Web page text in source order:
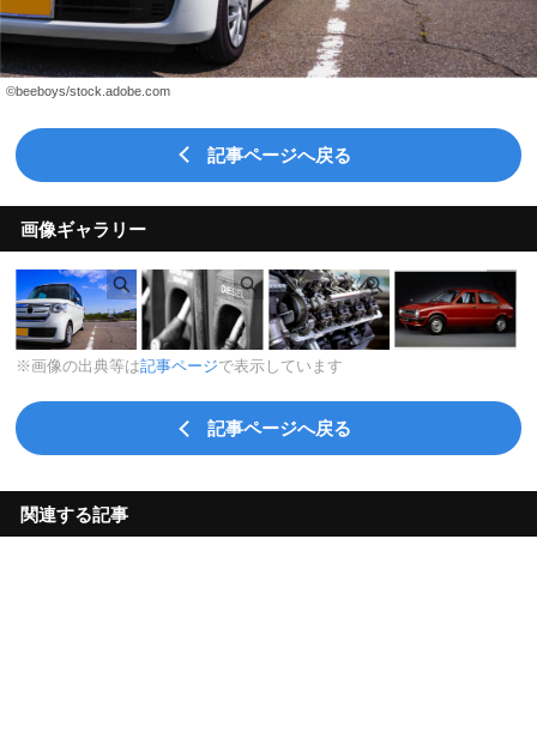
©beeboys/stock.adobe.com
記事ページへ戻る
画像ギャラリー
※画像の出典等は記事ページで表示しています
記事ページへ戻る
関連する記事